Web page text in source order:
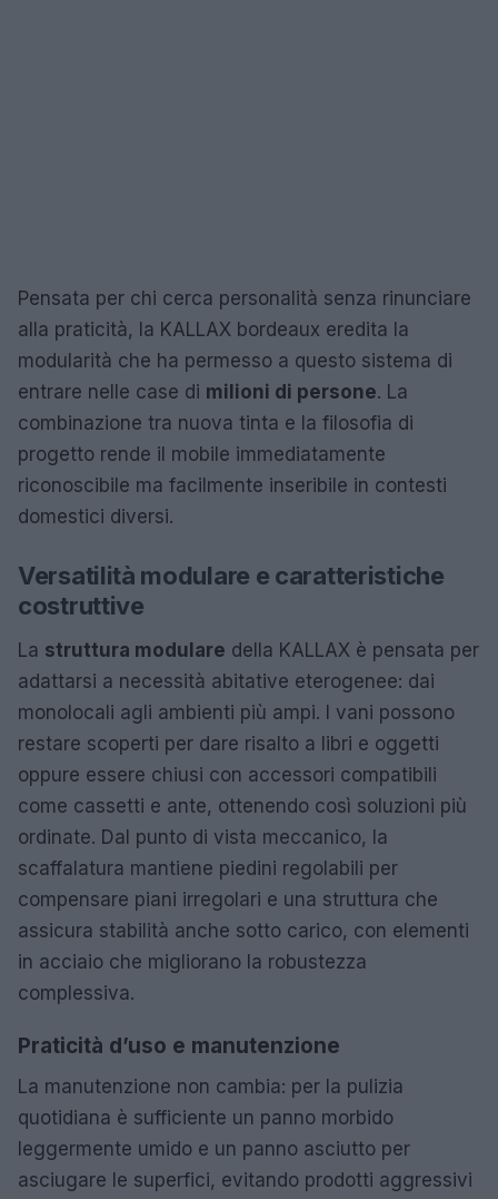
Pensata per chi cerca personalità senza rinunciare
alla praticità, la KALLAX bordeaux eredita la
modularità che ha permesso a questo sistema di
entrare nelle case di milioni di persone. La
combinazione tra nuova tinta e la filosofia di
progetto rende il mobile immediatamente
riconoscibile ma facilmente inseribile in contesti
domestici diversi.
Versatilità modulare e caratteristiche
costruttive
La struttura modulare della KALLAX è pensata per
adattarsi a necessità abitative eterogenee: dai
monolocali agli ambienti più ampi. I vani possono
restare scoperti per dare risalto a libri e oggetti
oppure essere chiusi con accessori compatibili
come cassetti e ante, ottenendo così soluzioni più
ordinate. Dal punto di vista meccanico, la
scaffalatura mantiene piedini regolabili per
compensare piani irregolari e una struttura che
assicura stabilità anche sotto carico, con elementi
in acciaio che migliorano la robustezza
complessiva.
Praticità d’uso e manutenzione
La manutenzione non cambia: per la pulizia
quotidiana è sufficiente un panno morbido
leggermente umido e un panno asciutto per
asciugare le superfici, evitando prodotti aggressivi